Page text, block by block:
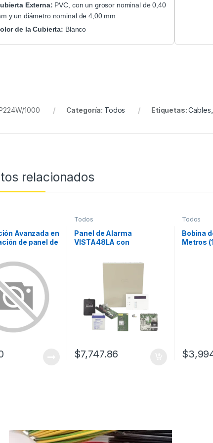
Externa: PVC, con un grosor nominal de 0,40
y un diámetro nominal de 4,00 mm
de la Cubierta: Blanco
1000 Categoría: Todos Etiquetas:Cables
relacionados
Avanzada en
de panel de
Todos
Panel de Alarma
VISTA48LA con
Batería y Transformador
$7,747.86
Todos
Bobina
Metros
Para
$